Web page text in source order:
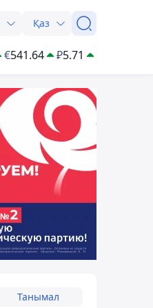
Қаз
€541.64 ₽5.71
Танымал